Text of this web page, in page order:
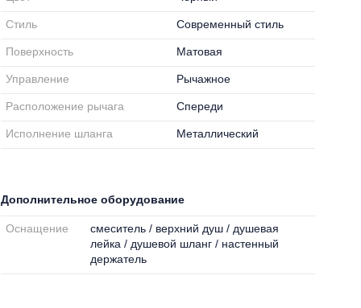
Стиль Современный стиль
Поверхность Матовая
Управление Рычажное
Расположение рычага Спереди
Исполнение шланга Металлический
Дополнительное оборудование
Оснащение
смеситель / верхний душ / душевая
лейка / душевой шланг / настенный
держатель